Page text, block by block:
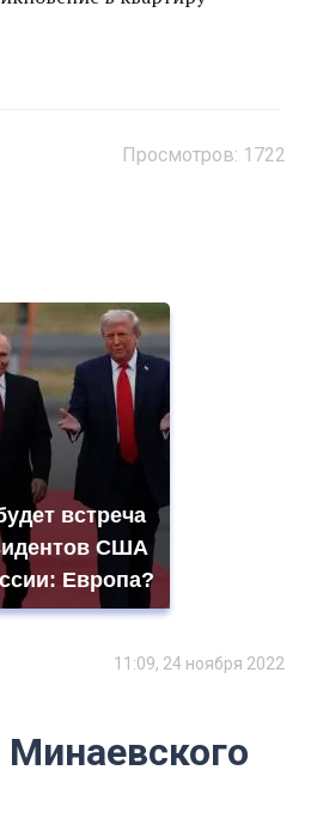
Просмотров: 1722
встреча
США
Европа?
11:09, 24 ноября 2022